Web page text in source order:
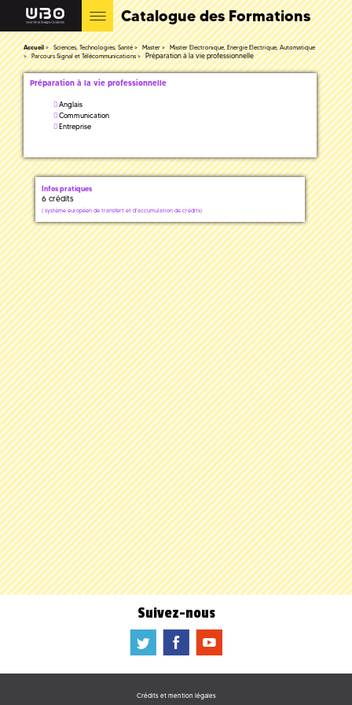
Catalogue des Formations
Accueil Sciences, Technologies, Santé Master
Master Electronique, Energie Electrique, Automatique
Parcours Signal et Télécommunications
Préparation à la vie professionnelle
Préparation à la vie professionnelle
Anglais
Communication
Entreprise
Infos pratiques
6 crédits
( système européen de transfert et d'accumulation de crédits)
Suivez-nous
a b f
Crédits et mention légales